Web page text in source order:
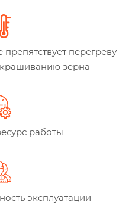
перегреву
зерна
работы
эксплуатации